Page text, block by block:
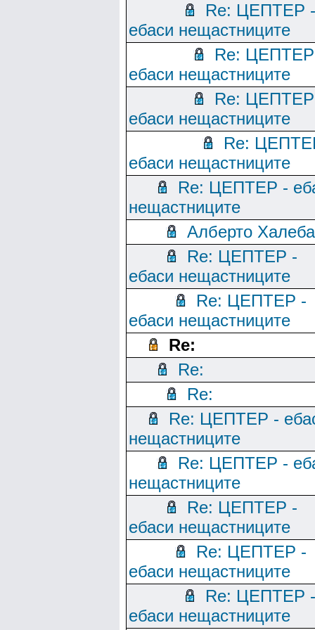
Re: ЦЕПТЕР -
ебаси нещастниците
Re:
ебаси нещастниците
Re:
ебаси нещастниците
Re:
ебаси нещастниците
Re: ЦЕПТЕР -
нещастниците
Алберто Халеба
Re: ЦЕПТЕР -
ебаси нещастниците
Re: ЦЕПТЕР -
ебаси нещастниците
Re:
Re:
Re:
Re: ЦЕПТЕР -
нещастниците
Re: ЦЕПТЕР -
нещастниците
Re: ЦЕПТЕР -
ебаси нещастниците
Re: ЦЕПТЕР -
ебаси нещастниците
Re: ЦЕПТЕР -
ебаси нещастниците